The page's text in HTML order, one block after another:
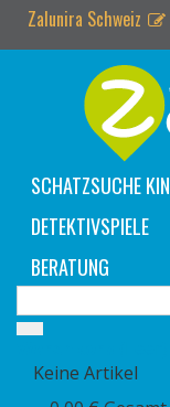
Zalunira Schweiz
SCHATZSUCHE
DETEKTIVSPIELE
BERATUNG
Keine Artikel